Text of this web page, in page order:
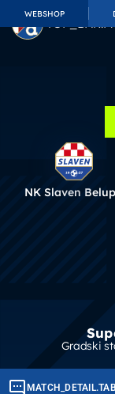
WEBSHOP
NK Slaven
Gradski